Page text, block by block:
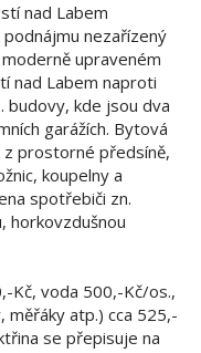
nad Labem
nezařízený
upraveném
nad Labem naproti
budovy, kde jsou dva
garážích. Bytová
prostorné předsíně,
koupelny a
spotřebiči zn.
horkovzdušnou
Kč, voda 500,-Kč/os.,
měřáky atp.) cca 525,-
se přepisuje na